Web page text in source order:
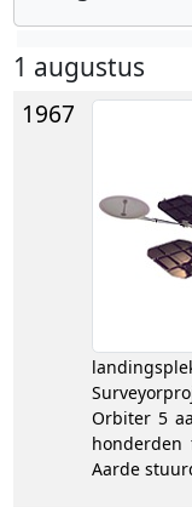
1 augustus
1967
Orbiter 5
Aarde